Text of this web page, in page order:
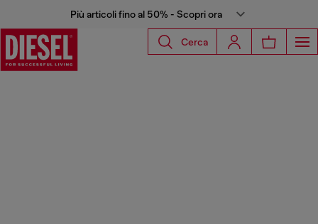
Più articoli fino al 50% - Scopri ora
Cerca